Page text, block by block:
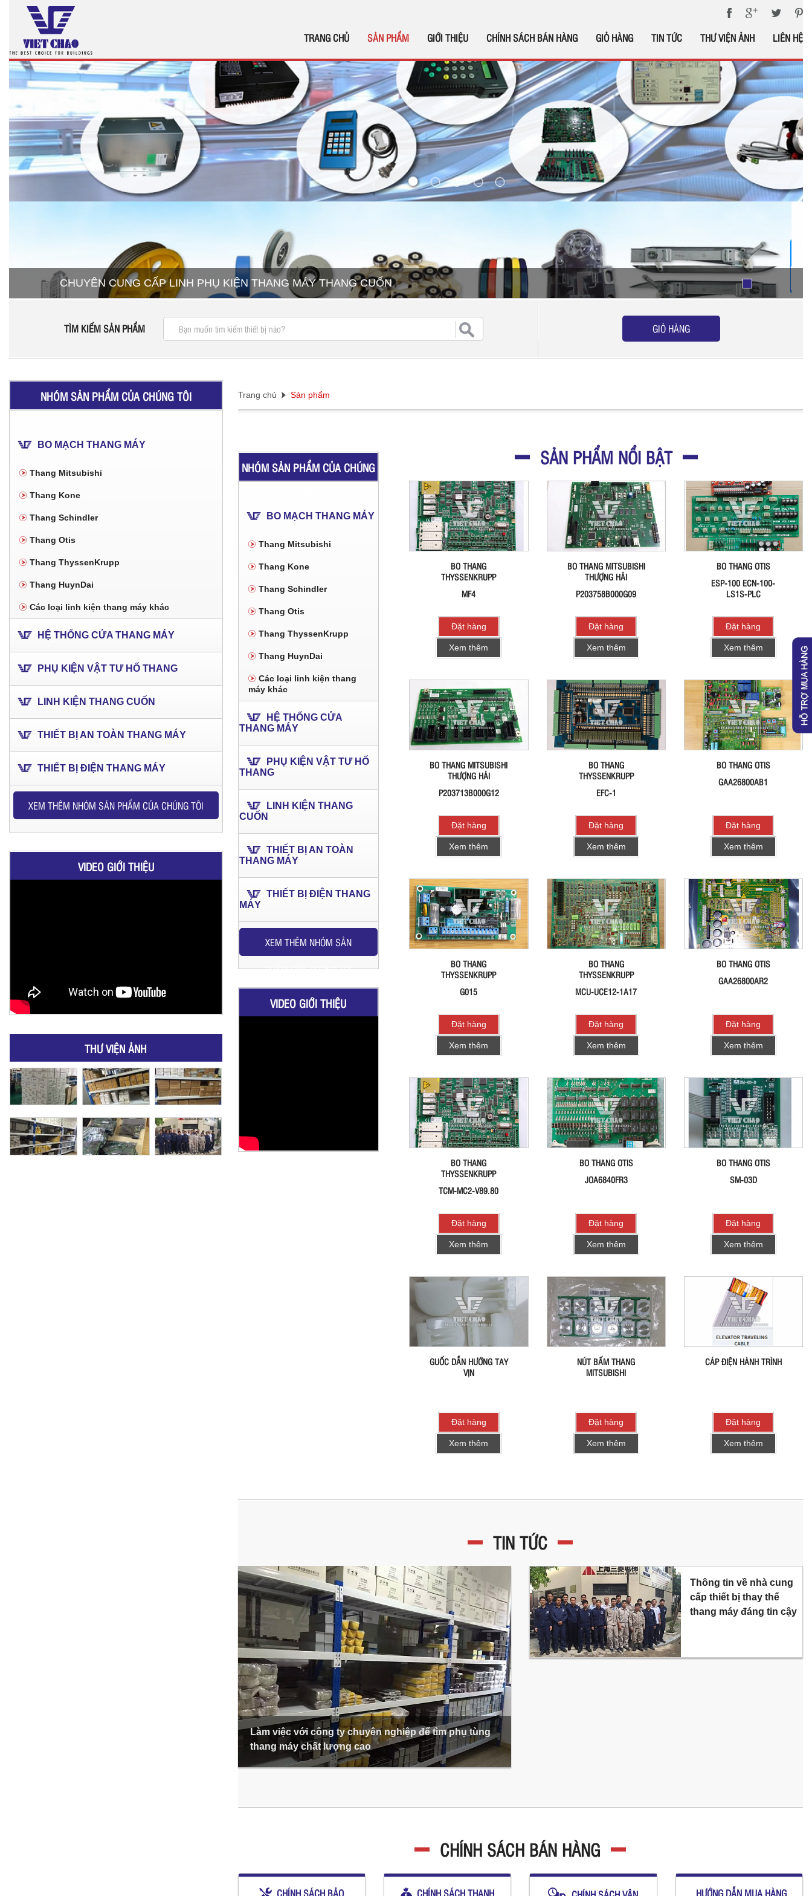
TRANG CHỦ SẢN PHẨM GIỚI THIỆU CHÍNH SÁCH BÁN HÀNG GIỎ HÀNG TIN TỨC THƯ VIỆN ẢNH LIÊN HỆ
CHUYÊN CUNG CẤP LINH PHỤ KIỆN THANG MÁY THANG CUỐN
TÌM KIẾM SẢN PHẨM GIỎ HÀNG
NHÓM SẢN PHẨM CỦA CHÚNG TÔI
BO MẠCH THANG MÁY
Thang Mitsubishi
Thang Kone
Thang Schindler
Thang Otis
Thang ThyssenKrupp
Thang HuynDai
Các loại linh kiện thang máy khác
HỆ THỐNG CỬA THANG MÁY
PHỤ KIỆN VẬT TƯ HỐ THANG
LINH KIỆN THANG CUỐN
THIẾT BỊ AN TOÀN THANG MÁY
THIẾT BỊ ĐIỆN THANG MÁY
XEM THÊM NHÓM SẢN PHẨM CỦA CHÚNG TÔI
VIDEO GIỚI THIỆU
THƯ VIỆN ẢNH
Trang chủ Sản phẩm
NHÓM SẢN PHẨM CỦA CHÚNG
BO MẠCH THANG MÁY
Thang Mitsubishi
Thang Kone
Thang Schindler
Thang Otis
Thang ThyssenKrupp
Thang HuynDai
Các loại linh kiện thang
máy khác
HỆ THỐNG CỬA
THANG MÁY
PHỤ KIỆN VẬT TƯ HỐ
THANG
LINH KIỆN THANG
CUỐN
THIẾT BỊ AN TOÀN
THANG MÁY
THIẾT BỊ ĐIỆN THANG
MÁY
XEM THÊM NHÓM SẢN
PHẨM CỦA CHÚNG TÔI
VIDEO GIỚI THIỆU
SẢN PHẨM NỔI BẬT
BO THANG
THYSSENKRUPP
MF4
Đặt hàng
Xem thêm
BO THANG MITSUBISHI
THƯỢNG HẢI
P203758B000G09
Đặt hàng
Xem thêm
BO THANG OTIS
ESP-100 ECN-100-
LS1S-PLC
Đặt hàng
Xem thêm
BO THANG MITSUBISHI
THƯỢNG HẢI
P203713B000G12
Đặt hàng
Xem thêm
BO THANG
THYSSENKRUPP
EFC-1
Đặt hàng
Xem thêm
BO THANG OTIS
GAA26800AB1
Đặt hàng
Xem thêm
BO THANG
THYSSENKRUPP
G015
Đặt hàng
Xem thêm
BO THANG
THYSSENKRUPP
MCU-UCE12-1A17
Đặt hàng
Xem thêm
BO THANG OTIS
GAA26800AR2
Đặt hàng
Xem thêm
BO THANG
THYSSENKRUPP
TCM-MC2-V89.80
Đặt hàng
Xem thêm
BO THANG OTIS
JOA6840FR3
Đặt hàng
Xem thêm
BO THANG OTIS
SM-03D
Đặt hàng
Xem thêm
GUỐC DẪN HƯỚNG TAY
VỊN
Đặt hàng
Xem thêm
NÚT BẤM THANG
MITSUBISHI
Đặt hàng
Xem thêm
CÁP ĐIỆN HÀNH TRÌNH
Đặt hàng
Xem thêm
TIN TỨC
Làm việc với công ty chuyên nghiệp để tìm phụ tùng
thang máy chất lượng cao
Thông tin về nhà cung
cấp thiết bị thay thế
thang máy đáng tin cậy
CHÍNH SÁCH BÁN HÀNG
CHÍNH SÁCH BẢO CHÍNH SÁCH THANH HƯỚNG DẪN MUA HÀNG